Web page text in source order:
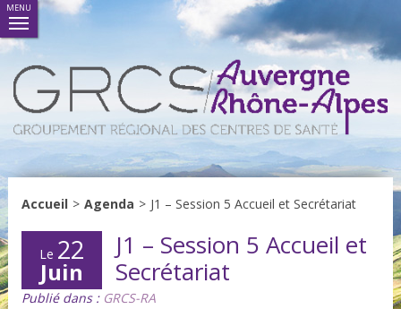
MENU
Accueil > Agenda > J1 – Session 5 Accueil et Secrétariat
Le 22
Juin
J1 – Session 5 Accueil et
Secrétariat
Publié dans : GRCS-RA